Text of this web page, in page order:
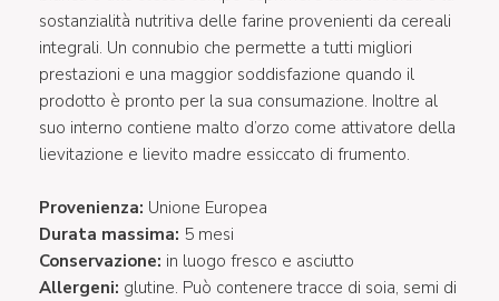
sostanzialità nutritiva delle farine provenienti da cereali
integrali. Un connubio che permette a tutti migliori
prestazioni e una maggior soddisfazione quando il
prodotto è pronto per la sua consumazione. Inoltre al
suo interno contiene malto d’orzo come attivatore della
lievitazione e lievito madre essiccato di frumento.
Provenienza: Unione Europea
Durata massima: 5 mesi
Conservazione: in luogo fresco e asciutto
Allergeni: glutine. Può contenere tracce di soia, semi di